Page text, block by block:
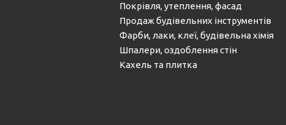
Покрівля, утеплення, фасад
Продаж будівельних інструментів
Фарби, лаки, клеї, будівельна хімія
Шпалери, оздоблення стін
Кахель та плитка